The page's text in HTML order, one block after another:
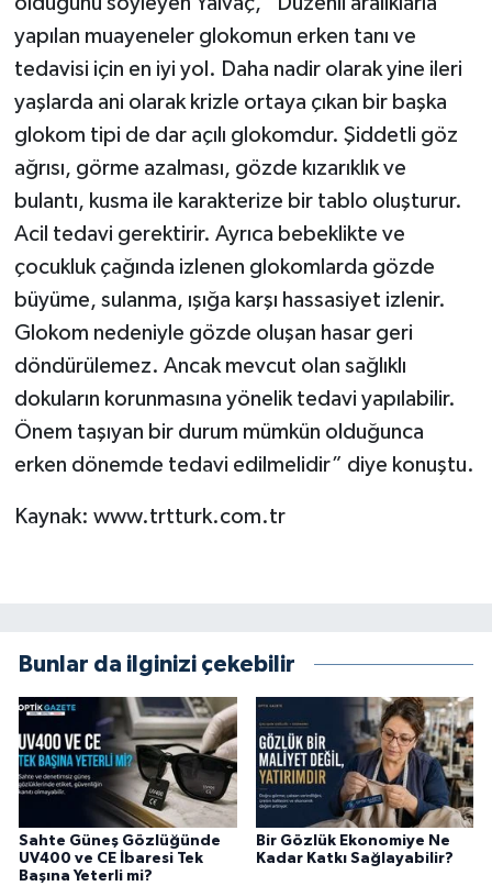
yapılan muayeneler glokomun erken tanı ve
tedavisi için en iyi yol. Daha nadir olarak yine ileri
yaşlarda ani olarak krizle ortaya çıkan bir başka
glokom tipi de dar açılı glokomdur. Şiddetli göz
ağrısı, görme azalması, gözde kızarıklık ve
bulantı, kusma ile karakterize bir tablo oluşturur.
Acil tedavi gerektirir. Ayrıca bebeklikte ve
çocukluk çağında izlenen glokomlarda gözde
büyüme, sulanma, ışığa karşı hassasiyet izlenir.
Glokom nedeniyle gözde oluşan hasar geri
döndürülemez. Ancak mevcut olan sağlıklı
dokuların korunmasına yönelik tedavi yapılabilir.
Önem taşıyan bir durum mümkün olduğunca
erken dönemde tedavi edilmelidir” diye konuştu.
Kaynak: www.trtturk.com.tr
Bunlar da ilginizi çekebilir
Sahte Güneş Gözlüğünde
UV400 ve CE İbaresi Tek
Başına Yeterli mi?
Bir Gözlük Ekonomiye Ne
Kadar Katkı Sağlayabilir?